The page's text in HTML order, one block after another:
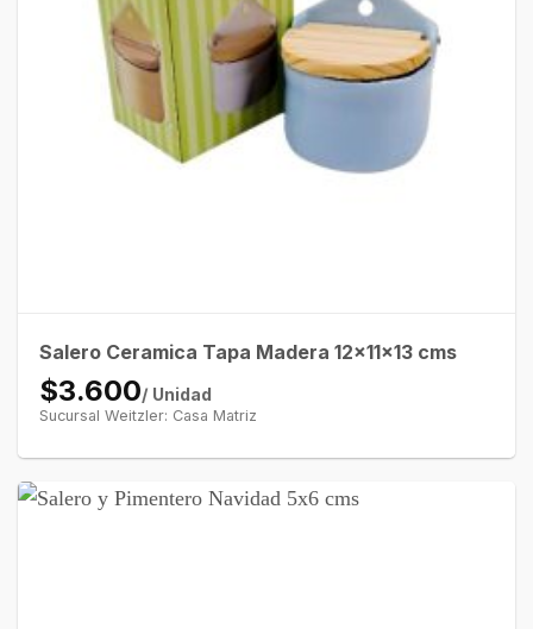
Salero Ceramica Tapa Madera 12x11x13 cms
$3.600/ Unidad
Sucursal Weitzler: Casa Matriz